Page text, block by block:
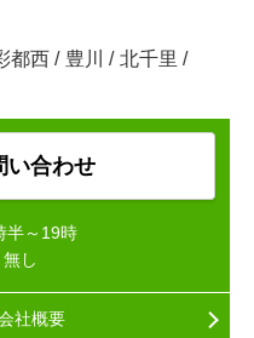
都西 / 豊川 / 北千里 /
い合わせ
半～19時
無し
社概要